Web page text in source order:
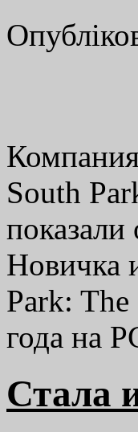
South
Новичка
Park: The
года на
Стала